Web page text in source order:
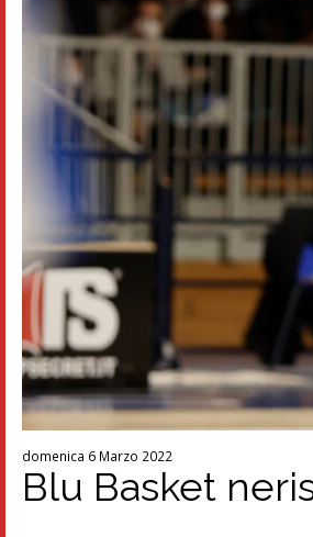
domenica 6 Marzo 2022
Blu Basket